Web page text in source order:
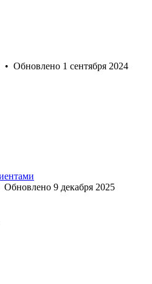
• Обновлено 1 сентября 2024
Обновлено 9 декабря 2025